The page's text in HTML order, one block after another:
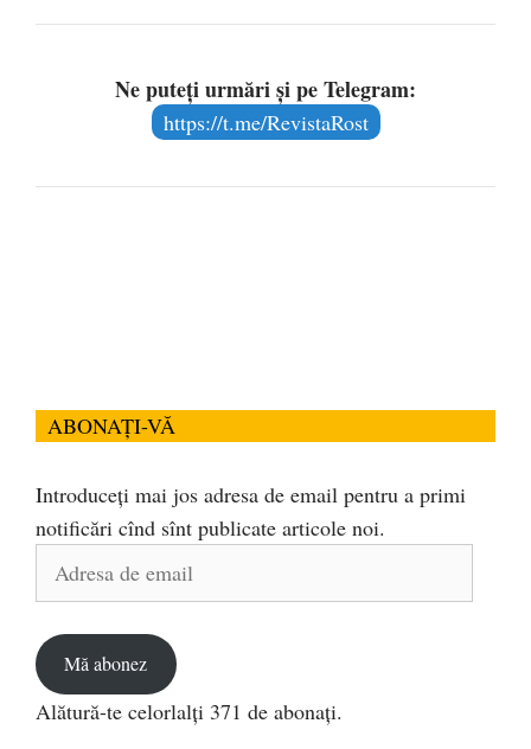
Ne puteți urmări și pe Telegram:
https://t.me/RevistaRost
ABONAȚI-VĂ
Introduceți mai jos adresa de email pentru a primi
notificări cînd sînt publicate articole noi.
Mă abonez
Alătură-te celorlalți 371 de abonați.